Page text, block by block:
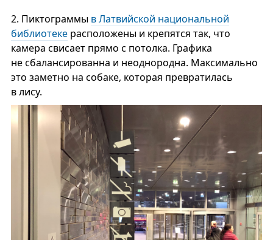
2. Пиктограммы в Латвийской национальной
библиотекерасположены и крепятся так, что
камера свисает прямо с потолка. Графика
не сбалансированна и неоднородна. Максимально
это заметно на собаке, которая превратилась
в лису.